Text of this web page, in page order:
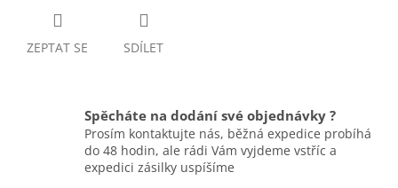
ZEPTAT SE SDÍLET
Spěcháte na dodání své objednávky ?
Prosím kontaktujte nás, běžná expedice probíhá
do 48 hodin, ale rádi Vám vyjdeme vstříc a
expedici zásilky uspíšíme